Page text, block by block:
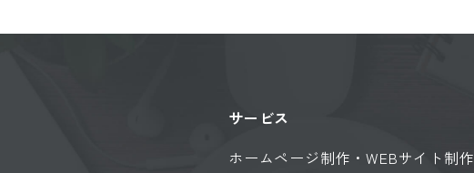
サービス
ホームページ制作・WEBサイト制作